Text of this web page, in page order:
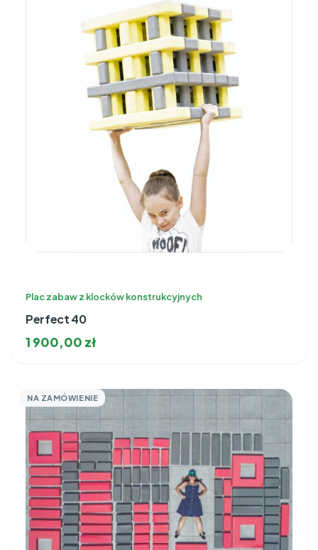
Plac zabaw z klocków konstrukcyjnych
Perfect 40
1 900,00 zł
NA ZAMÓWIENIE